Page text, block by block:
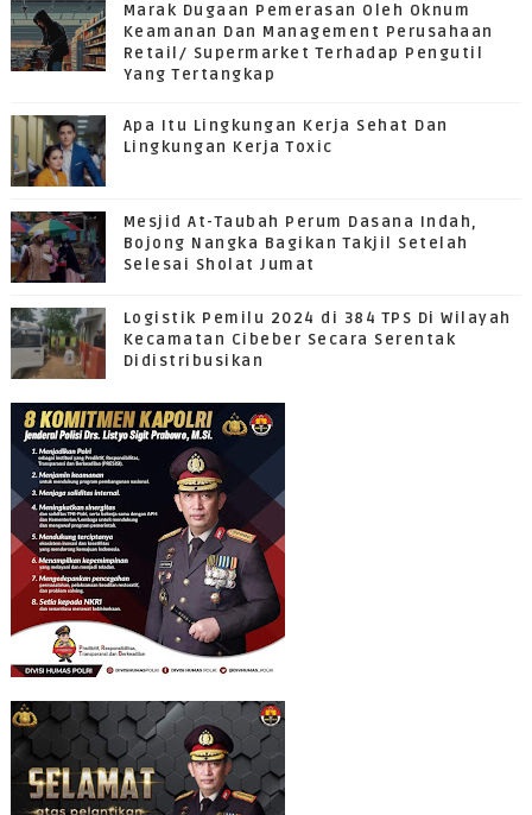
Marak Dugaan Pemerasan Oleh Oknum
Keamanan Dan Management Perusahaan
Retail/ Supermarket Terhadap Pengutil
Yang Tertangkap
Apa Itu Lingkungan Kerja Sehat Dan
Lingkungan Kerja Toxic
Mesjid At-Taubah Perum Dasana Indah,
Bojong Nangka Bagikan Takjil Setelah
Selesai Sholat Jumat
Logistik Pemilu 2024 di 384 TPS Di Wilayah
Kecamatan Cibeber Secara Serentak
Didistribusikan